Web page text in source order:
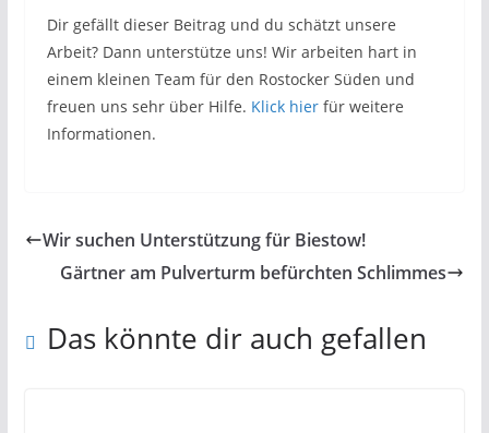
Dir gefällt dieser Beitrag und du schätzt unsere
Arbeit? Dann unterstütze uns! Wir arbeiten hart in
einem kleinen Team für den Rostocker Süden und
freuen uns sehr über Hilfe. Klick hierfür weitere
Informationen.
Wir suchen Unterstützung für Biestow!
Gärtner am Pulverturm befürchten Schlimmes
Das könnte dir auch gefallen